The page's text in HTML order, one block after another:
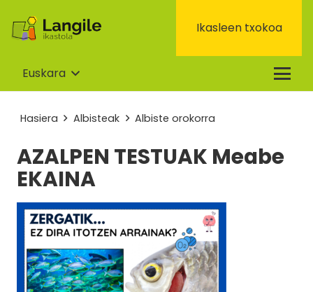
Ikasleen txokoa
Euskara
Hasiera Albisteak Albiste orokorra
AZALPEN TESTUAK Meabe
EKAINA